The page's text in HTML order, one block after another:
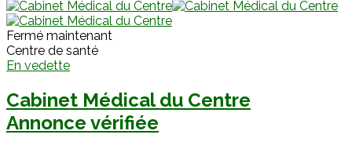
Fermé maintenant
Centre de santé
En vedette
Cabinet Médical du Centre
Annonce vérifiée